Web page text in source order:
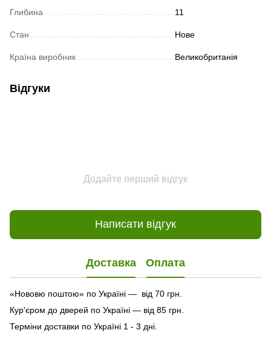
Глибина 11
Стан Нове
Країна виробник Великобританія
Відгуки
Додайте перший відгук
Написати відгук
Доставка Оплата
«Нововю поштою» по Україні — від 70 грн.
Кур'єром до дверей по Україні — від 85 грн.
Терміни доставки по Україні 1 - 3 дні.